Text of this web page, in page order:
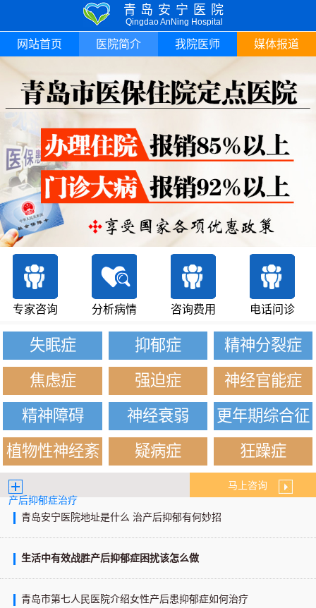
青岛安宁医院
Qingdao AnNing Hospital
网站首页 医院简介 我院医师 媒体报道
专家咨询 分析病情 咨询费用 电话问诊
失眠症 抑郁症
精神分裂症
焦虑症
强迫症
神经官能症
精神障碍
神经衰弱
更年期综合征
植物性神经紊
疑病症 狂躁症
产后抑郁症治疗
马上咨询
青岛安宁医院地址是什么 治产后抑郁有何妙招
生活中有效战胜产后抑郁症困扰该怎么做
青岛市第七人民医院介绍女性产后患抑郁症如何治疗